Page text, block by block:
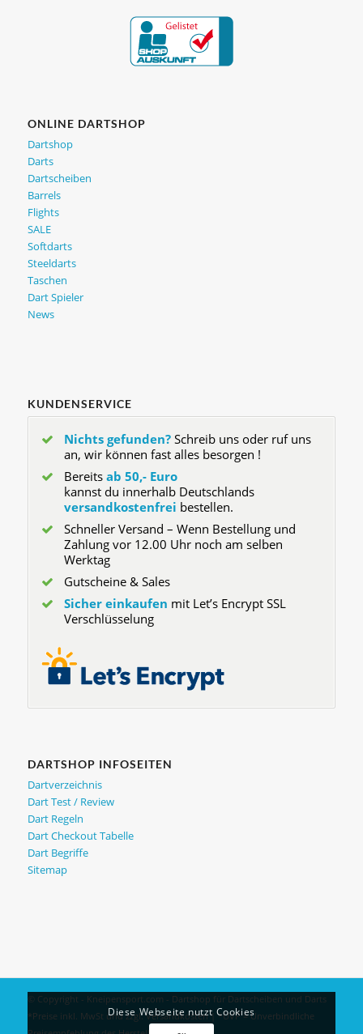
ONLINE DARTSHOP
Dartshop
Darts
Dartscheiben
Barrels
Flights
SALE
Softdarts
Steeldarts
Taschen
Dart Spieler
News
KUNDENSERVICE
Nichts gefunden?Schreib uns oder ruf uns
an, wir können fast alles besorgen !
Bereits ab 50,- Euro
kannst du innerhalb Deutschlands
versandkostenfrei bestellen.
Schneller Versand – Wenn Bestellung und
Zahlung vor 12.00 Uhr noch am selben
Werktag
Gutscheine & Sales
Sicher einkaufen mit Let’s Encrypt SSL
Verschlüsselung
DARTSHOP INFOSEITEN
Dartverzeichnis
Dart Test / Review
Dart Regeln
Dart Checkout Tabelle
Dart Begriffe
Sitemap
© Copyright - Kneipensport.com - Dartshop für Dartscheiben und Darts
*Preise inkl. MwSt und zzgl.Versandkosten| *UVP = Unverbindliche
Diese Webseite nutzt Cookies